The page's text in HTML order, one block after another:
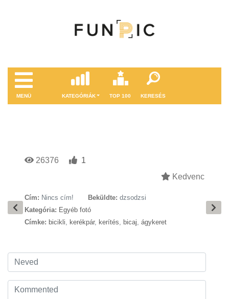
MENÜ KATEGÓRIÁK TOP 100 KERESÉS
26376
1
Kedvenc
Cím: Nincs cím! Beküldte: dzsodzsi
Kategória: Egyéb fotó
Címke: bicikli, kerékpár, kerítés, bicaj, ágykeret